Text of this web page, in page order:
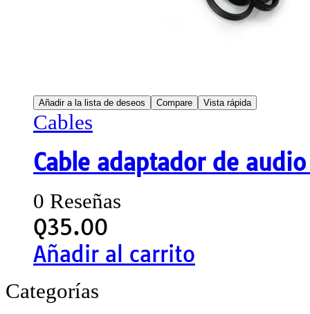
Añadir a la lista de deseos Compare Vista rápida
Cables
Cable adaptador de
0 Reseñas
Q35.00
Añadir al carrito
Categorías